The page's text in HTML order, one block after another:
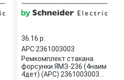
36.16 p.
APC·2361003003
Ремкомплект стакана
форсунки ЯМЗ-236 (4наим
4дет) (АРС) 2361003003